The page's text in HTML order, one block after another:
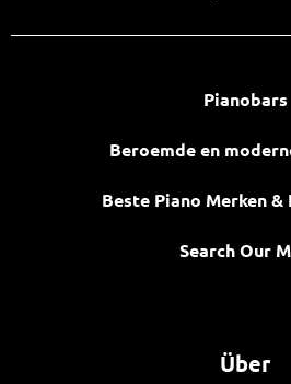
Pianobars
Beroemde en
Beste Piano Merken
Search Our
Über